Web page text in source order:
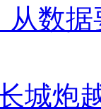
从数据
城炮